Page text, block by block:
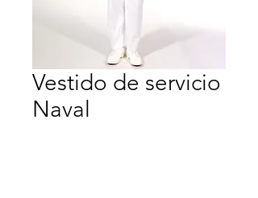
Vestido de servicio
Naval